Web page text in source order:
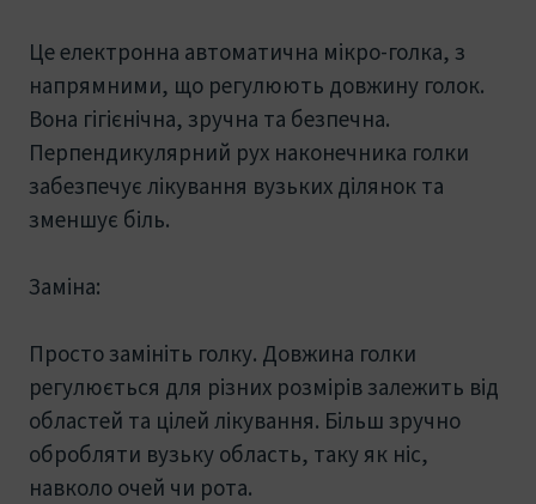
Це електронна автоматична мікро-голка, з
напрямними, що регулюють довжину голок.
Вона гігієнічна, зручна та безпечна.
Перпендикулярний рух наконечника голки
забезпечує лікування вузьких ділянок та
зменшує біль.
Заміна:
Просто замініть голку. Довжина голки
регулюється для різних розмірів залежить від
областей та цілей лікування. Більш зручно
обробляти вузьку область, таку як ніс,
навколо очей чи рота.